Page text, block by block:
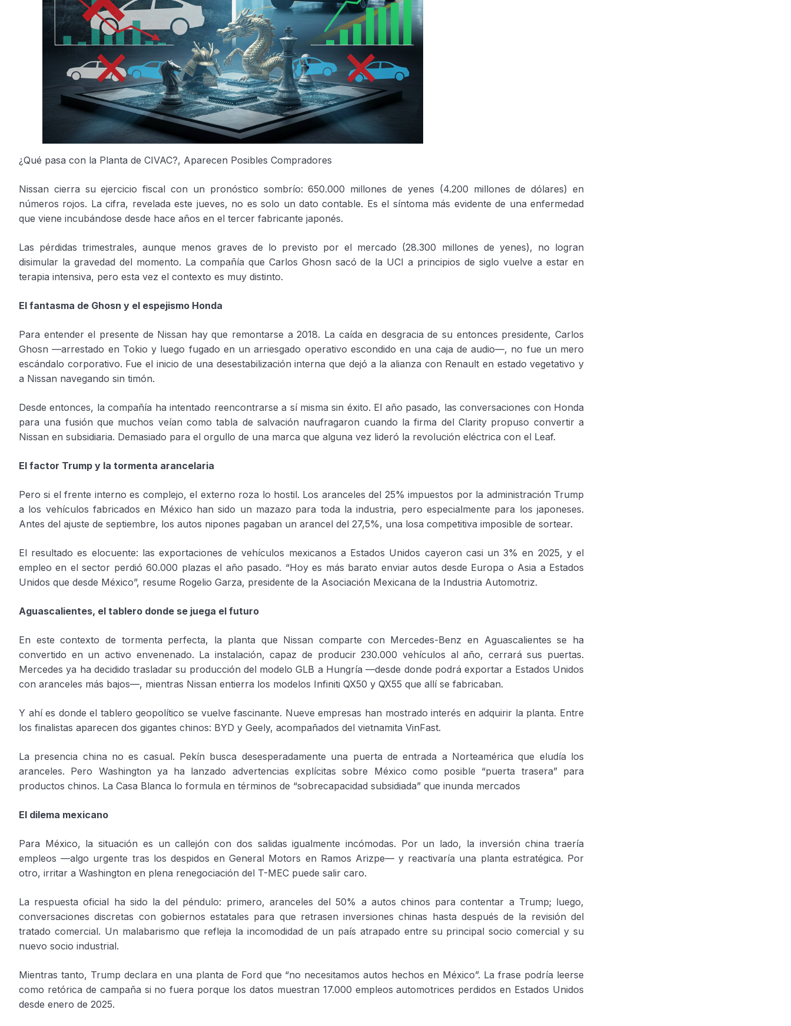
¿Qué pasa con la Planta de CIVAC?, Aparecen Posibles Compradores
Nissan cierra su ejercicio fiscal con un pronóstico sombrío: 650.000 millones de yenes (4.200 millones de dólares) en
números rojos. La cifra, revelada este jueves, no es solo un dato contable. Es el síntoma más evidente de una enfermedad
que viene incubándose desde hace años en el tercer fabricante japonés.
Las pérdidas trimestrales, aunque menos graves de lo previsto por el mercado (28.300 millones de yenes), no logran
disimular la gravedad del momento. La compañía que Carlos Ghosn sacó de la UCI a principios de siglo vuelve a estar en
terapia intensiva, pero esta vez el contexto es muy distinto.
El fantasma de Ghosn y el espejismo Honda
Para entender el presente de Nissan hay que remontarse a 2018. La caída en desgracia de su entonces presidente, Carlos
Ghosn —arrestado en Tokio y luego fugado en un arriesgado operativo escondido en una caja de audio—, no fue un mero
escándalo corporativo. Fue el inicio de una desestabilización interna que dejó a la alianza con Renault en estado vegetativo y
a Nissan navegando sin timón.
Desde entonces, la compañía ha intentado reencontrarse a sí misma sin éxito. El año pasado, las conversaciones con Honda
para una fusión que muchos veían como tabla de salvación naufragaron cuando la firma del Clarity propuso convertir a
Nissan en subsidiaria. Demasiado para el orgullo de una marca que alguna vez lideró la revolución eléctrica con el Leaf.
El factor Trump y la tormenta arancelaria
Pero si el frente interno es complejo, el externo roza lo hostil. Los aranceles del 25% impuestos por la administración Trump
a los vehículos fabricados en México han sido un mazazo para toda la industria, pero especialmente para los japoneses.
Antes del ajuste de septiembre, los autos nipones pagaban un arancel del 27,5%, una losa competitiva imposible de sortear.
El resultado es elocuente: las exportaciones de vehículos mexicanos a Estados Unidos cayeron casi un 3% en 2025, y el
empleo en el sector perdió 60.000 plazas el año pasado. “Hoy es más barato enviar autos desde Europa o Asia a Estados
Unidos que desde México”, resume Rogelio Garza, presidente de la Asociación Mexicana de la Industria Automotriz.
Aguascalientes, el tablero donde se juega el futuro
En este contexto de tormenta perfecta, la planta que Nissan comparte con Mercedes-Benz en Aguascalientes se ha
convertido en un activo envenenado. La instalación, capaz de producir 230.000 vehículos al año, cerrará sus puertas.
Mercedes ya ha decidido trasladar su producción del modelo GLB a Hungría —desde donde podrá exportar a Estados Unidos
con aranceles más bajos—, mientras Nissan entierra los modelos Infiniti QX50 y QX55 que allí se fabricaban.
Y ahí es donde el tablero geopolítico se vuelve fascinante. Nueve empresas han mostrado interés en adquirir la planta. Entre
los finalistas aparecen dos gigantes chinos: BYD y Geely, acompañados del vietnamita VinFast.
La presencia china no es casual. Pekín busca desesperadamente una puerta de entrada a Norteamérica que eludía los
aranceles. Pero Washington ya ha lanzado advertencias explícitas sobre México como posible “puerta trasera” para
productos chinos. La Casa Blanca lo formula en términos de “sobrecapacidad subsidiada” que inunda mercados
El dilema mexicano
Para México, la situación es un callejón con dos salidas igualmente incómodas. Por un lado, la inversión china traería
empleos —algo urgente tras los despidos en General Motors en Ramos Arizpe— y reactivaría una planta estratégica. Por
otro, irritar a Washington en plena renegociación del T-MEC puede salir caro.
La respuesta oficial ha sido la del péndulo: primero, aranceles del 50% a autos chinos para contentar a Trump; luego,
conversaciones discretas con gobiernos estatales para que retrasen inversiones chinas hasta después de la revisión del
tratado comercial. Un malabarismo que refleja la incomodidad de un país atrapado entre su principal socio comercial y su
nuevo socio industrial.
Mientras tanto, Trump declara en una planta de Ford que “no necesitamos autos hechos en México”. La frase podría leerse
como retórica de campaña si no fuera porque los datos muestran 17.000 empleos automotrices perdidos en Estados Unidos
desde enero de 2025.